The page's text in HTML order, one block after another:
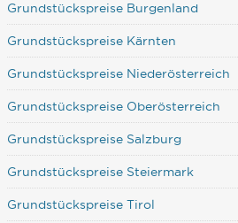
Grundstückspreise Burgenland
Grundstückspreise Kärnten
Grundstückspreise Niederösterreich
Grundstückspreise Oberösterreich
Grundstückspreise Salzburg
Grundstückspreise Steiermark
Grundstückspreise Tirol